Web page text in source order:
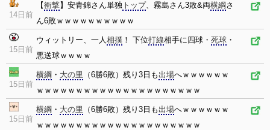
14日前
【衝撃】安青錦さん単独 トップ、霧島さん3敗&両横綱さ
ん6敗ｗｗｗｗｗｗｗｗｗｗ
15日前
ウィットリー、一人相撲 ！ 下位打線相手に四球・ 死球 ・
悪送球ｗｗｗｗ
15日前
横綱 ・ 大の里 （6勝6敗）残り3日も出場へｗｗｗｗｗｗ
ｗｗｗｗｗｗｗｗｗｗｗｗｗｗｗｗｗｗｗｗｗ
15日前
横綱 ・ 大の里 （6勝6敗）残り3日も出場へｗｗｗｗｗｗ
ｗｗｗｗｗｗｗｗｗｗｗｗｗｗｗｗｗｗｗｗｗ